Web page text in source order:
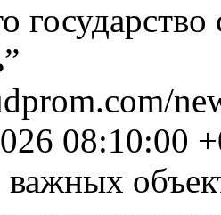
08:10:00